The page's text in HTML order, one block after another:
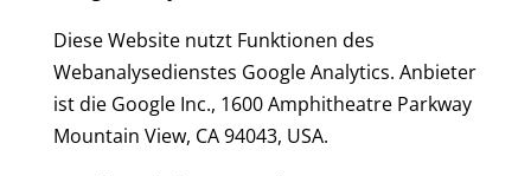
Diese Website nutzt Funktionen des
Webanalysedienstes Google Analytics. Anbieter
ist die Google Inc., 1600 Amphitheatre Parkway
Mountain View, CA 94043, USA.